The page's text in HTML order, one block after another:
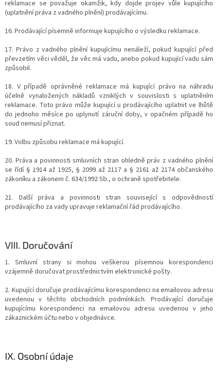
reklamace se považuje okamžik, kdy dojde projev vůle kupujícího
(uplatnění práva z vadného plnění) prodávajícímu.
16. Prodávající písemně informuje kupujícího o výsledku reklamace.
17. Právo z vadného plnění kupujícímu nenáleží, pokud kupující před
převzetím věci věděl, že věc má vadu, anebo pokud kupující vadu sám
způsobil.
18. V případě oprávněné reklamace má kupující právo na náhradu
účelně vynaložených nákladů vzniklých v souvislosti s uplatněním
reklamace. Toto právo může kupující u prodávajícího uplatnit ve lhůtě
do jednoho měsíce po uplynutí záruční doby, v opačném případě ho
soud nemusí přiznat.
19. Volbu způsobu reklamace má kupující.
20. Práva a povinnosti smluvních stran ohledně práv z vadného plnění
se řídí § 1914 až 1925, § 2099 až 2117 a § 2161 až 2174 občanského
zákoníku a zákonem č. 634/1992 Sb., o ochraně spotřebitele.
21. Další práva a povinnosti stran související s odpovědností
prodávajícího za vady upravuje reklamační řád prodávajícího.
VIII. Doručování
1. Smluvní strany si mohou veškerou písemnou korespondenci
vzájemně doručovat prostřednictvím elektronické pošty.
2. Kupující doručuje prodávajícímu korespondenci na emailovou adresu
uvedenou v těchto obchodních podmínkách. Prodávající doručuje
kupujícímu korespondenci na emailovou adresu uvedenou v jeho
zákaznickém účtu nebo v objednávce.
IX. Osobní údaje